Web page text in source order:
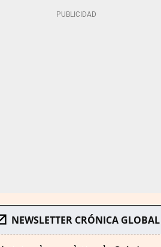
NEWSLETTER CRÓNICA GLOBAL